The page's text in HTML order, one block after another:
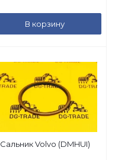
В корзину
Сальник Volvo (DMHUI)